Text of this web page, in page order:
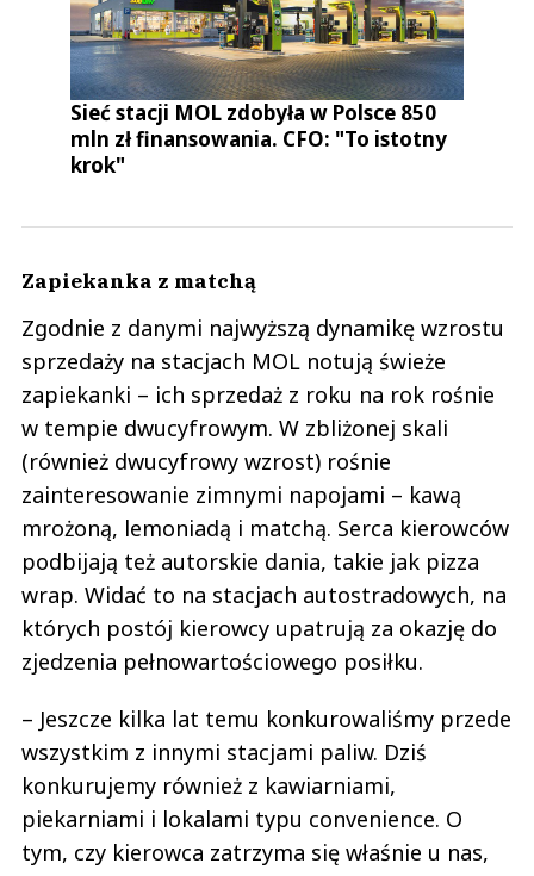
Sieć stacji MOL zdobyła w Polsce 850
mln zł finansowania. CFO: "To istotny
krok"
Zapiekanka z matchą
Zgodnie z danymi najwyższą dynamikę wzrostu
sprzedaży na stacjach MOL notują świeże
zapiekanki – ich sprzedaż z roku na rok rośnie
w tempie dwucyfrowym. W zbliżonej skali
(również dwucyfrowy wzrost) rośnie
zainteresowanie zimnymi napojami – kawą
mrożoną, lemoniadą i matchą. Serca kierowców
podbijają też autorskie dania, takie jak pizza
wrap. Widać to na stacjach autostradowych, na
których postój kierowcy upatrują za okazję do
zjedzenia pełnowartościowego posiłku.
– Jeszcze kilka lat temu konkurowaliśmy przede
wszystkim z innymi stacjami paliw. Dziś
konkurujemy również z kawiarniami,
piekarniami i lokalami typu convenience. O
tym, czy kierowca zatrzyma się właśnie u nas,